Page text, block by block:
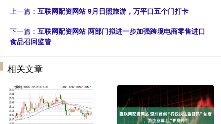
上一篇： 互联网配资网站 9月日照旅游，万平口五个门打卡
下一篇： 互联网配资网站 两部门拟进一步加强跨境电商零售进口
食品召回监管
相关文章